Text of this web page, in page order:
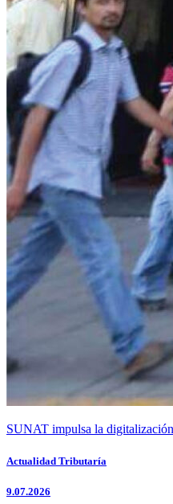
SUNAT impulsa la
Actualidad Tributaría
9.07.2026